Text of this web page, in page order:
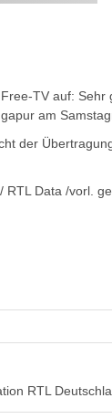
TV auf:
am
der
RTL Data /vorl.
RTL